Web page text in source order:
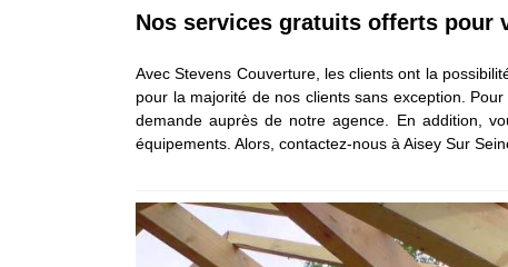
Nos services gratuits offerts pour
Avec Stevens Couverture, les clients ont la
pour la majorité de nos clients sans exception.
demande auprès de notre agence. En addition,
équipements. Alors, contactez-nous à Aisey Sur